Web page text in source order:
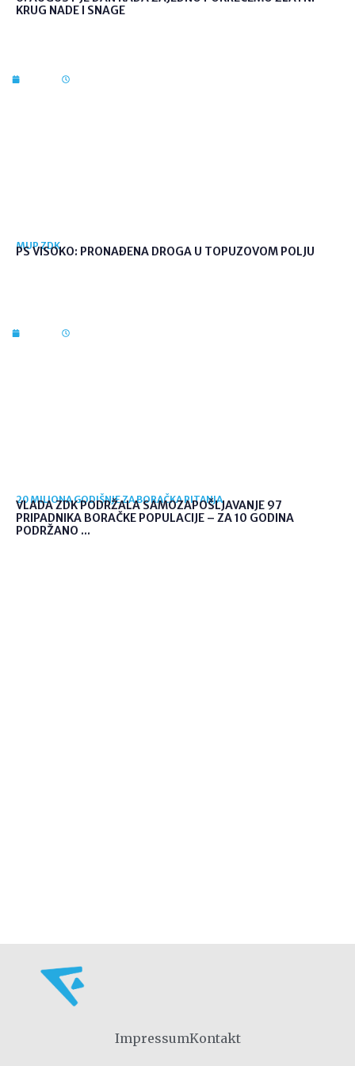
KRUG NADE I SNAGE
MUP ZDK
PS VISOKO: PRONAĐENA DROGA U TOPUZOVOM POLJU
20 MILIONA GODIŠNJE ZA BORAČKA PITANJA
VLADA ZDK PODRŽALA SAMOZAPOŠLJAVANJE 97
PRIPADNIKA BORAČKE POPULACIJE – ZA 10 GODINA
PODRŽANO ...
ImpressumKontakt